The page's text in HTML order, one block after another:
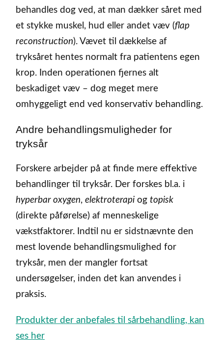
behandles dog ved, at man dækker såret med
et stykke muskel, hud eller andet væv (flap
reconstruction). Vævet til dækkelse af
tryksåret hentes normalt fra patientens egen
krop. Inden operationen fjernes alt
beskadiget væv – dog meget mere
omhyggeligt end ved konservativ behandling.
Andre behandlingsmuligheder for
tryksår
Forskere arbejder på at finde mere effektive
behandlinger til tryksår. Der forskes bl.a. i
hyperbar oxygen, elektroterapi og topisk
(direkte påførelse) af menneskelige
vækstfaktorer. Indtil nu er sidstnævnte den
mest lovende behandlingsmulighed for
tryksår, men der mangler fortsat
undersøgelser, inden det kan anvendes i
praksis.
Produkter der anbefales til sårbehandling, kan
ses her